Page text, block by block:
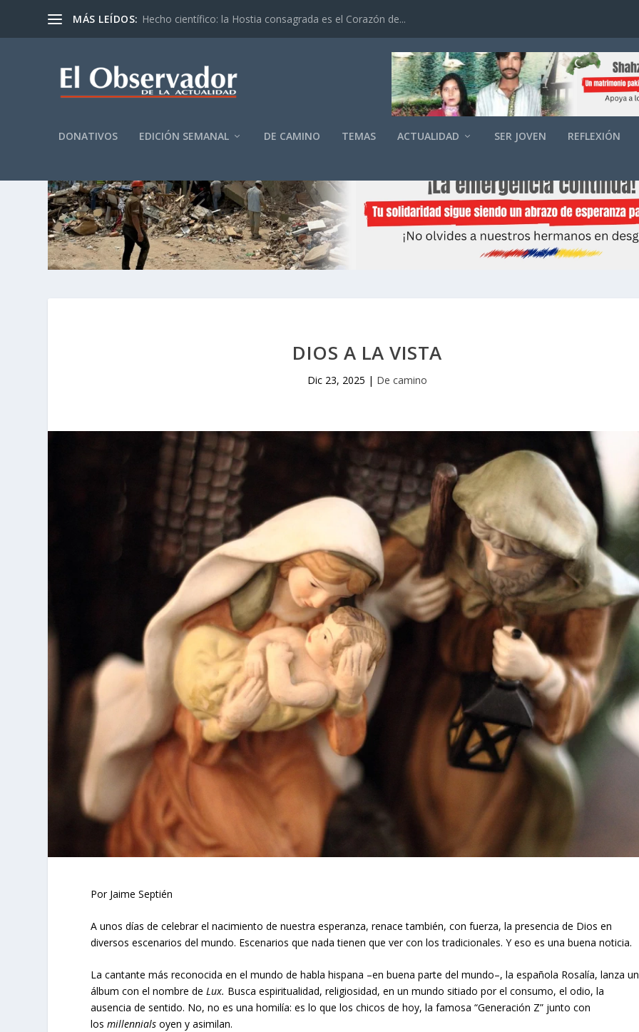
MÁS LEÍDOS: Hecho científico: la Hostia consagrada es el Corazón de...
DONATIVOS EDICIÓN SEMANAL DE CAMINO TEMAS ACTUALIDAD SER JOVEN REFLEXIÓN
DIOS A LA VISTA
Dic 23, 2025 | De camino
Por Jaime Septién
A unos días de celebrar el nacimiento de nuestra esperanza, renace también, con fuerza, la presencia de Dios en
diversos escenarios del mundo. Escenarios que nada tienen que ver con los tradicionales. Y eso es una buena noticia.
La cantante más reconocida en el mundo de habla hispana –en buena parte del mundo–, la española Rosalía, lanza un
álbum con el nombre deLux. Busca espiritualidad, religiosidad, en un mundo sitiado por el consumo, el odio, la
ausencia de sentido. No, no es una homilía: es lo que los chicos de hoy, la famosa “Generación Z” junto con
losmillennials oyen y asimilan.